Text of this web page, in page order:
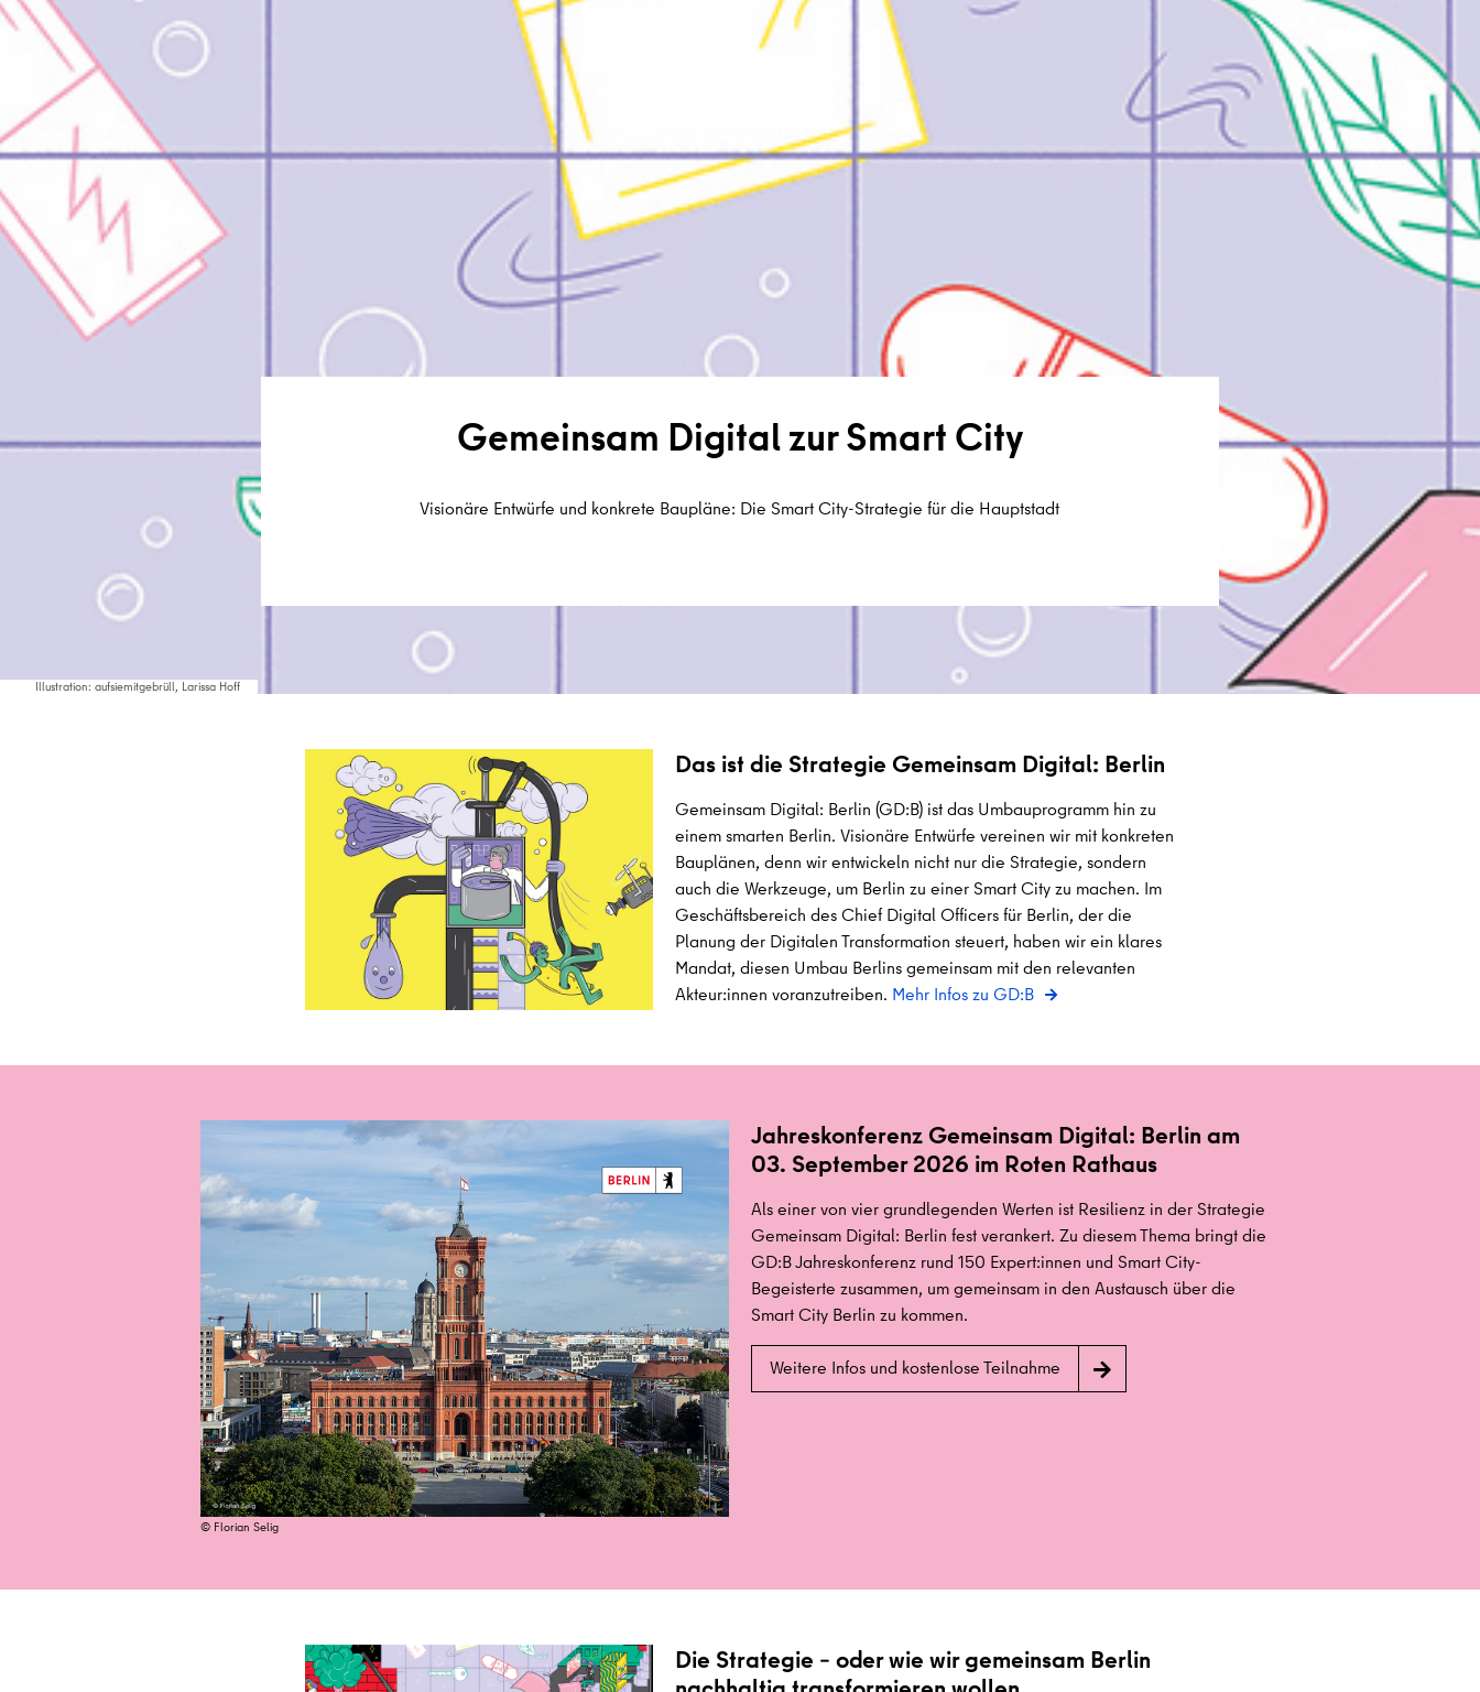
Illustration: aufsiemitgebrüll, Larissa Hoff
Gemeinsam Digital zur Smart City
Visionäre Entwürfe und konkrete Baupläne: Die Smart City-Strategie für die Hauptstadt
Das ist die Strategie Gemeinsam Digital: Berlin
Gemeinsam Digital: Berlin (GD:B) ist das Umbauprogramm hin zu
einem smarten Berlin. Visionäre Entwürfe vereinen wir mit konkreten
Bauplänen, denn wir entwickeln nicht nur die Strategie, sondern
auch die Werkzeuge, um Berlin zu einer Smart City zu machen. Im
Geschäftsbereich des Chief Digital Officers für Berlin, der die
Planung der Digitalen Transformation steuert, haben wir ein klares
Mandat, diesen Umbau Berlins gemeinsam mit den relevanten
Akteur:innen voranzutreiben. Mehr Infos zu GD:B
© Florian Selig
Jahreskonferenz Gemeinsam Digital: Berlin am
03. September 2026 im Roten Rathaus
Als einer von vier grundlegenden Werten ist Resilienz in der Strategie
Gemeinsam Digital: Berlin fest verankert. Zu diesem Thema bringt die
GD:B Jahreskonferenz rund 150 Expert:innen und Smart City-
Begeisterte zusammen, um gemeinsam in den Austausch über die
Smart City Berlin zu kommen.
Weitere Infos und kostenlose Teilnahme
Jahreskonferenz
2026
Die Strategie – oder wie wir gemeinsam Berlin